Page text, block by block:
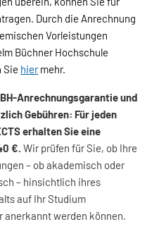
Durch die Anrechnung
Vorleistungen
Büchner Hochschule
Sie hiermehr.
Anrechnungsgarantie und
Gebühren: Für jeden
erhalten Sie eine
€.Wir prüfen für Sie, ob Ihre
– ob akademisch oder
– hinsichtlich ihres
auf Ihr Studium
anerkannt werden können.